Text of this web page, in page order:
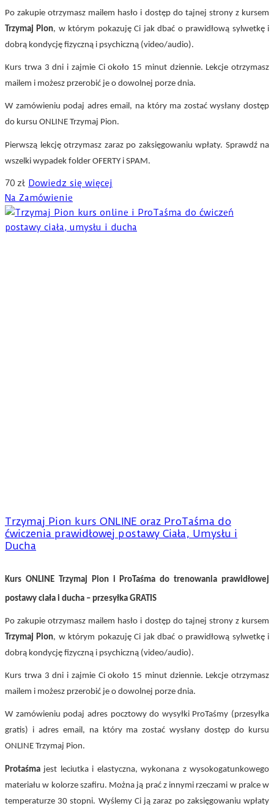
Po zakupie otrzymasz mailem hasło i dostęp do tajnej strony z kursem
Trzymaj Pion, w którym pokazuję Ci jak dbać o prawidłową sylwetkę i
dobrą kondycję fizyczną i psychiczną (video/audio).
Kurs trwa 3 dni i zajmie Ci około 15 minut dziennie. Lekcje otrzymasz
mailem i możesz przerobić je o dowolnej porze dnia.
W zamówieniu podaj adres email, na który ma zostać wysłany dostęp
do kursu ONLINE Trzymaj Pion.
Pierwszą lekcję otrzymasz zaraz po zaksięgowaniu wpłaty. Sprawdź na
wszelki wypadek folder OFERTY i SPAM.
70 zł Dowiedz się więcej
Na Zamówienie
Trzymaj Pion kurs ONLINE oraz ProTaśma do
ćwiczenia prawidłowej postawy Ciała, Umysłu i
Ducha
Kurs ONLINE Trzymaj Pion i ProTaśma do trenowania prawidłowej
postawy ciała i ducha – przesyłka GRATIS
Po zakupie otrzymasz mailem hasło i dostęp do tajnej strony z kursem
Trzymaj Pion, w którym pokazuję Ci jak dbać o prawidłową sylwetkę i
dobrą kondycję fizyczną i psychiczną (video/audio).
Kurs trwa 3 dni i zajmie Ci około 15 minut dziennie. Lekcje otrzymasz
mailem i możesz przerobić je o dowolnej porze dnia.
W zamówieniu podaj adres pocztowy do wysyłki ProTaśmy (przesyłka
gratis) i adres email, na który ma zostać wysłany dostęp do kursu
ONLINE Trzymaj Pion.
Protaśma jest leciutka i elastyczna, wykonana z wysokogatunkowego
materiału w kolorze szafiru. Można ją prać z innymi rzeczami w pralce w
temperaturze 30 stopni. Wyślemy Ci ją zaraz po zaksięgowaniu wpłaty